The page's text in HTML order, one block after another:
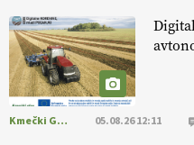
[EKOloško = LOGIČNO
aronije
v dobrem desetletju
podjetniško zgodbo.
#IMCAP #CAP https://t.co/
Kmečki Glas 05.08.26 12:11